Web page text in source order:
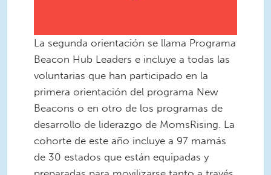
La segunda orientación se llama Programa
Beacon Hub Leaders e incluye a todas las
voluntarias que han participado en la
primera orientación del programa New
Beacons o en otro de los programas de
desarrollo de liderazgo de MomsRising. La
cohorte de este año incluye a 97 mamás
de 30 estados que están equipadas y